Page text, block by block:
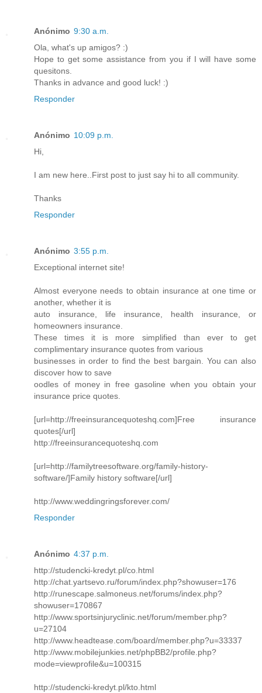
Anónimo 9:30 a.m.
Ola, what's up amigos? :)
Hope to get some assistance from you if I will have some
quesitons.
Thanks in advance and good luck! :)
Responder
Anónimo 10:09 p.m.
Hi,
I am new here..First post to just say hi to all community.
Thanks
Responder
Anónimo 3:55 p.m.
Exceptional internet site!
Almost everyone needs to obtain insurance at one time or
another, whether it is
auto insurance, life insurance, health insurance, or
homeowners insurance.
These times it is more simplified than ever to get
complimentary insurance quotes from various
businesses in order to find the best bargain. You can also
discover how to save
oodles of money in free gasoline when you obtain your
insurance price quotes.
[url=http://freeinsurancequoteshq.com]Free insurance
quotes[/url]
http://freeinsurancequoteshq.com
[url=http://familytreesoftware.org/family-history-
software/]Family history software[/url]
http://www.weddingringsforever.com/
Responder
Anónimo 4:37 p.m.
http://studencki-kredyt.pl/co.html
http://chat.yartsevo.ru/forum/index.php?showuser=176
http://runescape.salmoneus.net/forums/index.php?
showuser=170867
http://www.sportsinjuryclinic.net/forum/member.php?
u=27104
http://www.headtease.com/board/member.php?u=33337
http://www.mobilejunkies.net/phpBB2/profile.php?
mode=viewprofile&u=100315
http://studencki-kredyt.pl/kto.html